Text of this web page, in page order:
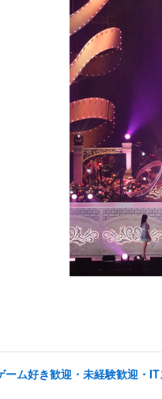
ム好き歓迎・未経験歓迎・